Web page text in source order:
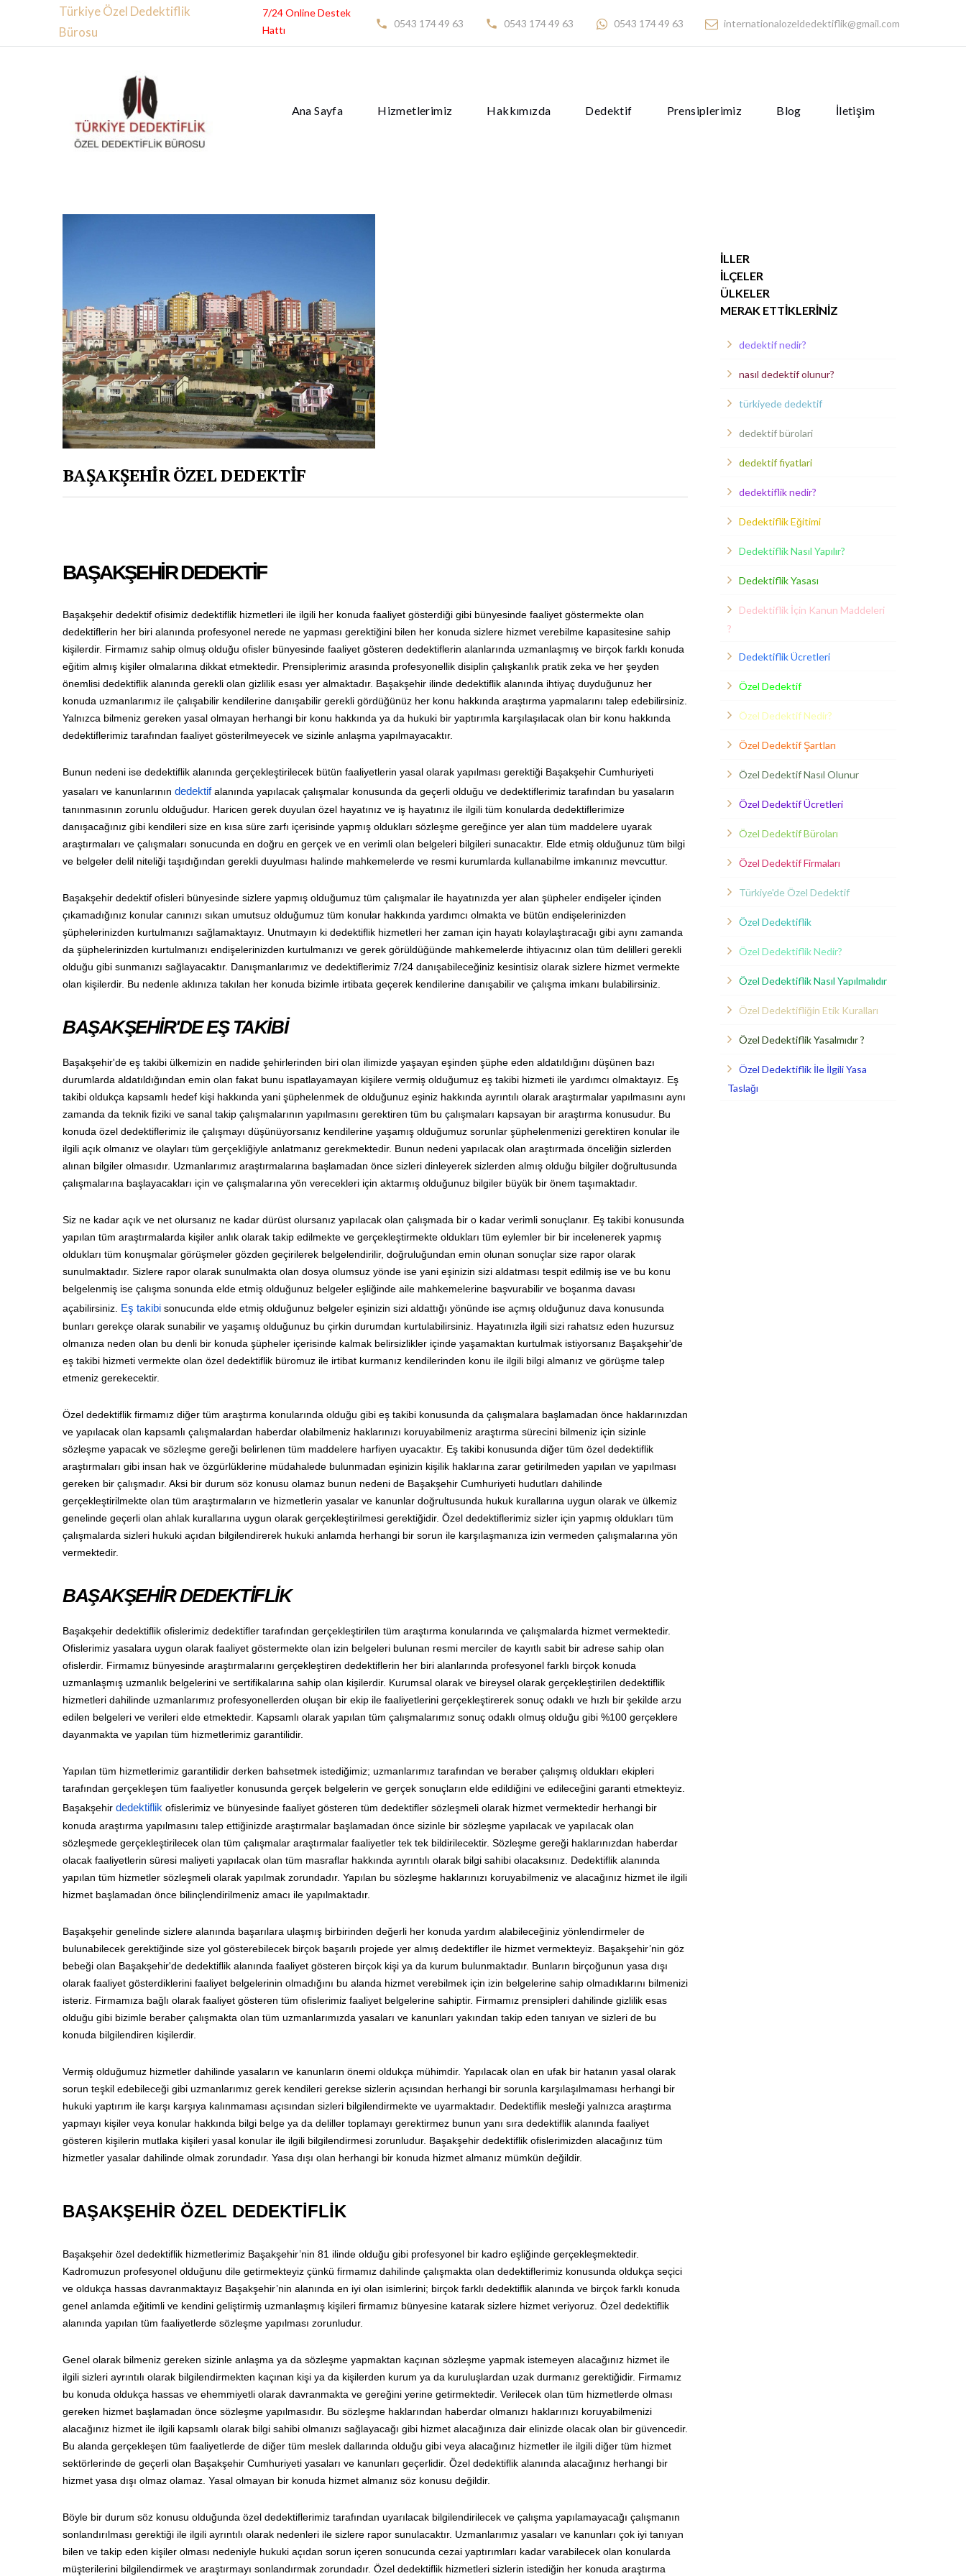
Türkiye Özel Dedektiflik
Bürosu
7/24 Online Destek
Hattı
0543 174 49 63 0543 174 49 63 0543 174 49 63 internationalozeldedektiflik@gmail.com
Ana Sayfa Hizmetlerimiz Hakkımızda Dedektif Prensiplerimiz Blog İletişim
BAŞAKŞEHİR ÖZEL DEDEKTİF
BAŞAKŞEHİR DEDEKTİF
Başakşehir dedektif ofisimiz dedektiflik hizmetleri ile ilgili her konuda faaliyet gösterdiği gibi bünyesinde faaliyet göstermekte olan
dedektiflerin her biri alanında profesyonel nerede ne yapması gerektiğini bilen her konuda sizlere hizmet verebilme kapasitesine sahip
kişilerdir. Firmamız sahip olmuş olduğu ofisler bünyesinde faaliyet gösteren dedektiflerin alanlarında uzmanlaşmış ve birçok farklı konuda
eğitim almış kişiler olmalarına dikkat etmektedir. Prensiplerimiz arasında profesyonellik disiplin çalışkanlık pratik zeka ve her şeyden
önemlisi dedektiflik alanında gerekli olan gizlilik esası yer almaktadır. Başakşehir ilinde dedektiflik alanında ihtiyaç duyduğunuz her
konuda uzmanlarımız ile çalışabilir kendilerine danışabilir gerekli gördüğünüz her konu hakkında araştırma yapmalarını talep edebilirsiniz.
Yalnızca bilmeniz gereken yasal olmayan herhangi bir konu hakkında ya da hukuki bir yaptırımla karşılaşılacak olan bir konu hakkında
dedektiflerimiz tarafından faaliyet gösterilmeyecek ve sizinle anlaşma yapılmayacaktır.
Bunun nedeni ise dedektiflik alanında gerçekleştirilecek bütün faaliyetlerin yasal olarak yapılması gerektiği Başakşehir Cumhuriyeti
yasaları ve kanunlarının dedektifalanında yapılacak çalışmalar konusunda da geçerli olduğu ve dedektiflerimiz tarafından bu yasaların
tanınmasının zorunlu olduğudur. Haricen gerek duyulan özel hayatınız ve iş hayatınız ile ilgili tüm konularda dedektiflerimize
danışacağınız gibi kendileri size en kısa süre zarfı içerisinde yapmış oldukları sözleşme gereğince yer alan tüm maddelere uyarak
araştırmaları ve çalışmaları sonucunda en doğru en gerçek ve en verimli olan belgeleri bilgileri sunacaktır. Elde etmiş olduğunuz tüm bilgi
ve belgeler delil niteliği taşıdığından gerekli duyulması halinde mahkemelerde ve resmi kurumlarda kullanabilme imkanınız mevcuttur.
Başakşehir dedektif ofisleri bünyesinde sizlere yapmış olduğumuz tüm çalışmalar ile hayatınızda yer alan şüpheler endişeler içinden
çıkamadığınız konular canınızı sıkan umutsuz olduğumuz tüm konular hakkında yardımcı olmakta ve bütün endişelerinizden
şüphelerinizden kurtulmanızı sağlamaktayız. Unutmayın ki dedektiflik hizmetleri her zaman için hayatı kolaylaştıracağı gibi aynı zamanda
da şüphelerinizden kurtulmanızı endişelerinizden kurtulmanızı ve gerek görüldüğünde mahkemelerde ihtiyacınız olan tüm delilleri gerekli
olduğu gibi sunmanızı sağlayacaktır. Danışmanlarımız ve dedektiflerimiz 7/24 danışabileceğiniz kesintisiz olarak sizlere hizmet vermekte
olan kişilerdir. Bu nedenle aklınıza takılan her konuda bizimle irtibata geçerek kendilerine danışabilir ve çalışma imkanı bulabilirsiniz.
BAŞAKŞEHİR'DE EŞ TAKİBİ
Başakşehir'de eş takibi ülkemizin en nadide şehirlerinden biri olan ilimizde yaşayan eşinden şüphe eden aldatıldığını düşünen bazı
durumlarda aldatıldığından emin olan fakat bunu ispatlayamayan kişilere vermiş olduğumuz eş takibi hizmeti ile yardımcı olmaktayız. Eş
takibi oldukça kapsamlı hedef kişi hakkında yani şüphelenmek de olduğunuz eşiniz hakkında ayrıntılı olarak araştırmalar yapılmasını aynı
zamanda da teknik fiziki ve sanal takip çalışmalarının yapılmasını gerektiren tüm bu çalışmaları kapsayan bir araştırma konusudur. Bu
konuda özel dedektiflerimiz ile çalışmayı düşünüyorsanız kendilerine yaşamış olduğumuz sorunlar şüphelenmenizi gerektiren konular ile
ilgili açık olmanız ve olayları tüm gerçekliğiyle anlatmanız gerekmektedir. Bunun nedeni yapılacak olan araştırmada önceliğin sizlerden
alınan bilgiler olmasıdır. Uzmanlarımız araştırmalarına başlamadan önce sizleri dinleyerek sizlerden almış olduğu bilgiler doğrultusunda
çalışmalarına başlayacakları için ve çalışmalarına yön verecekleri için aktarmış olduğunuz bilgiler büyük bir önem taşımaktadır.
Siz ne kadar açık ve net olursanız ne kadar dürüst olursanız yapılacak olan çalışmada bir o kadar verimli sonuçlanır. Eş takibi konusunda
yapılan tüm araştırmalarda kişiler anlık olarak takip edilmekte ve gerçekleştirmekte oldukları tüm eylemler bir bir incelenerek yapmış
oldukları tüm konuşmalar görüşmeler gözden geçirilerek belgelendirilir, doğruluğundan emin olunan sonuçlar size rapor olarak
sunulmaktadır. Sizlere rapor olarak sunulmakta olan dosya olumsuz yönde ise yani eşinizin sizi aldatması tespit edilmiş ise ve bu konu
belgelenmiş ise çalışma sonunda elde etmiş olduğunuz belgeler eşliğinde aile mahkemelerine başvurabilir ve boşanma davası
açabilirsiniz. Eş takibi sonucunda elde etmiş olduğunuz belgeler eşinizin sizi aldattığı yönünde ise açmış olduğunuz dava konusunda
bunları gerekçe olarak sunabilir ve yaşamış olduğunuz bu çirkin durumdan kurtulabilirsiniz. Hayatınızla ilgili sizi rahatsız eden huzursuz
olmanıza neden olan bu denli bir konuda şüpheler içerisinde kalmak belirsizlikler içinde yaşamaktan kurtulmak istiyorsanız Başakşehir'de
eş takibi hizmeti vermekte olan özel dedektiflik büromuz ile irtibat kurmanız kendilerinden konu ile ilgili bilgi almanız ve görüşme talep
etmeniz gerekecektir.
Özel dedektiflik firmamız diğer tüm araştırma konularında olduğu gibi eş takibi konusunda da çalışmalara başlamadan önce haklarınızdan
ve yapılacak olan kapsamlı çalışmalardan haberdar olabilmeniz haklarınızı koruyabilmeniz araştırma sürecini bilmeniz için sizinle
sözleşme yapacak ve sözleşme gereği belirlenen tüm maddelere harfiyen uyacaktır. Eş takibi konusunda diğer tüm özel dedektiflik
araştırmaları gibi insan hak ve özgürlüklerine müdahalede bulunmadan eşinizin kişilik haklarına zarar getirilmeden yapılan ve yapılması
gereken bir çalışmadır. Aksi bir durum söz konusu olamaz bunun nedeni de Başakşehir Cumhuriyeti hudutları dahilinde
gerçekleştirilmekte olan tüm araştırmaların ve hizmetlerin yasalar ve kanunlar doğrultusunda hukuk kurallarına uygun olarak ve ülkemiz
genelinde geçerli olan ahlak kurallarına uygun olarak gerçekleştirilmesi gerektiğidir. Özel dedektiflerimiz sizler için yapmış oldukları tüm
çalışmalarda sizleri hukuki açıdan bilgilendirerek hukuki anlamda herhangi bir sorun ile karşılaşmanıza izin vermeden çalışmalarına yön
vermektedir.
BAŞAKŞEHİR DEDEKTİFLİK
Başakşehir dedektiflik ofislerimiz dedektifler tarafından gerçekleştirilen tüm araştırma konularında ve çalışmalarda hizmet vermektedir.
Ofislerimiz yasalara uygun olarak faaliyet göstermekte olan izin belgeleri bulunan resmi merciler de kayıtlı sabit bir adrese sahip olan
ofislerdir. Firmamız bünyesinde araştırmalarını gerçekleştiren dedektiflerin her biri alanlarında profesyonel farklı birçok konuda
uzmanlaşmış uzmanlık belgelerini ve sertifikalarına sahip olan kişilerdir. Kurumsal olarak ve bireysel olarak gerçekleştirilen dedektiflik
hizmetleri dahilinde uzmanlarımız profesyonellerden oluşan bir ekip ile faaliyetlerini gerçekleştirerek sonuç odaklı ve hızlı bir şekilde arzu
edilen belgeleri ve verileri elde etmektedir. Kapsamlı olarak yapılan tüm çalışmalarımız sonuç odaklı olmuş olduğu gibi %100 gerçeklere
dayanmakta ve yapılan tüm hizmetlerimiz garantilidir.
Yapılan tüm hizmetlerimiz garantilidir derken bahsetmek istediğimiz; uzmanlarımız tarafından ve beraber çalışmış oldukları ekipleri
tarafından gerçekleşen tüm faaliyetler konusunda gerçek belgelerin ve gerçek sonuçların elde edildiğini ve edileceğini garanti etmekteyiz.
Başakşehir dedektiflik ofislerimiz ve bünyesinde faaliyet gösteren tüm dedektifler sözleşmeli olarak hizmet vermektedir herhangi bir
konuda araştırma yapılmasını talep ettiğinizde araştırmalar başlamadan önce sizinle bir sözleşme yapılacak ve yapılacak olan
sözleşmede gerçekleştirilecek olan tüm çalışmalar araştırmalar faaliyetler tek tek bildirilecektir. Sözleşme gereği haklarınızdan haberdar
olacak faaliyetlerin süresi maliyeti yapılacak olan tüm masraflar hakkında ayrıntılı olarak bilgi sahibi olacaksınız. Dedektiflik alanında
yapılan tüm hizmetler sözleşmeli olarak yapılmak zorundadır. Yapılan bu sözleşme haklarınızı koruyabilmeniz ve alacağınız hizmet ile ilgili
hizmet başlamadan önce bilinçlendirilmeniz amacı ile yapılmaktadır.
Başakşehir genelinde sizlere alanında başarılara ulaşmış birbirinden değerli her konuda yardım alabileceğiniz yönlendirmeler de
bulunabilecek gerektiğinde size yol gösterebilecek birçok başarılı projede yer almış dedektifler ile hizmet vermekteyiz. Başakşehir’nin göz
bebeği olan Başakşehir'de dedektiflik alanında faaliyet gösteren birçok kişi ya da kurum bulunmaktadır. Bunların birçoğunun yasa dışı
olarak faaliyet gösterdiklerini faaliyet belgelerinin olmadığını bu alanda hizmet verebilmek için izin belgelerine sahip olmadıklarını bilmenizi
isteriz. Firmamıza bağlı olarak faaliyet gösteren tüm ofislerimiz faaliyet belgelerine sahiptir. Firmamız prensipleri dahilinde gizlilik esas
olduğu gibi bizimle beraber çalışmakta olan tüm uzmanlarımızda yasaları ve kanunları yakından takip eden tanıyan ve sizleri de bu
konuda bilgilendiren kişilerdir.
Vermiş olduğumuz hizmetler dahilinde yasaların ve kanunların önemi oldukça mühimdir. Yapılacak olan en ufak bir hatanın yasal olarak
sorun teşkil edebileceği gibi uzmanlarımız gerek kendileri gerekse sizlerin açısından herhangi bir sorunla karşılaşılmaması herhangi bir
hukuki yaptırım ile karşı karşıya kalınmaması açısından sizleri bilgilendirmekte ve uyarmaktadır. Dedektiflik mesleği yalnızca araştırma
yapmayı kişiler veya konular hakkında bilgi belge ya da deliller toplamayı gerektirmez bunun yanı sıra dedektiflik alanında faaliyet
gösteren kişilerin mutlaka kişileri yasal konular ile ilgili bilgilendirmesi zorunludur. Başakşehir dedektiflik ofislerimizden alacağınız tüm
hizmetler yasalar dahilinde olmak zorundadır. Yasa dışı olan herhangi bir konuda hizmet almanız mümkün değildir.
BAŞAKŞEHİR ÖZEL DEDEKTİFLİK
Başakşehir özel dedektiflik hizmetlerimiz Başakşehir’nin 81 ilinde olduğu gibi profesyonel bir kadro eşliğinde gerçekleşmektedir.
Kadromuzun profesyonel olduğunu dile getirmekteyiz çünkü firmamız dahilinde çalışmakta olan dedektiflerimiz konusunda oldukça seçici
ve oldukça hassas davranmaktayız Başakşehir’nin alanında en iyi olan isimlerini; birçok farklı dedektiflik alanında ve birçok farklı konuda
genel anlamda eğitimli ve kendini geliştirmiş uzmanlaşmış kişileri firmamız bünyesine katarak sizlere hizmet veriyoruz. Özel dedektiflik
alanında yapılan tüm faaliyetlerde sözleşme yapılması zorunludur.
Genel olarak bilmeniz gereken sizinle anlaşma ya da sözleşme yapmaktan kaçınan sözleşme yapmak istemeyen alacağınız hizmet ile
ilgili sizleri ayrıntılı olarak bilgilendirmekten kaçınan kişi ya da kişilerden kurum ya da kuruluşlardan uzak durmanız gerektiğidir. Firmamız
bu konuda oldukça hassas ve ehemmiyetli olarak davranmakta ve gereğini yerine getirmektedir. Verilecek olan tüm hizmetlerde olması
gereken hizmet başlamadan önce sözleşme yapılmasıdır. Bu sözleşme haklarından haberdar olmanızı haklarınızı koruyabilmenizi
alacağınız hizmet ile ilgili kapsamlı olarak bilgi sahibi olmanızı sağlayacağı gibi hizmet alacağınıza dair elinizde olacak olan bir güvencedir.
Bu alanda gerçekleşen tüm faaliyetlerde de diğer tüm meslek dallarında olduğu gibi veya alacağınız hizmetler ile ilgili diğer tüm hizmet
sektörlerinde de geçerli olan Başakşehir Cumhuriyeti yasaları ve kanunları geçerlidir. Özel dedektiflik alanında alacağınız herhangi bir
hizmet yasa dışı olmaz olamaz. Yasal olmayan bir konuda hizmet almanız söz konusu değildir.
Böyle bir durum söz konusu olduğunda özel dedektiflerimiz tarafından uyarılacak bilgilendirilecek ve çalışma yapılamayacağı çalışmanın
sonlandırılması gerektiği ile ilgili ayrıntılı olarak nedenleri ile sizlere rapor sunulacaktır. Uzmanlarımız yasaları ve kanunları çok iyi tanıyan
bilen ve takip eden kişiler olması nedeniyle hukuki açıdan sorun içeren sonucunda cezai yaptırımları kadar varabilecek olan konularda
müşterilerini bilgilendirmek ve araştırmayı sonlandırmak zorundadır. Özel dedektiflik hizmetleri sizlerin istediğin her konuda araştırma
İLLER
İLÇELER
ÜLKELER
MERAK ETTIKLERINIZ
dedektif nedir?
nasıl dedektif olunur?
türkiyede dedektif
dedektif bürolari
dedektif fiyatlari
dedektiflik nedir?
Dedektiflik Eğitimi
Dedektiflik Nasıl Yapılır?
Dedektiflik Yasası
Dedektiflik İçin Kanun Maddeleri
?
Dedektiflik Ücretleri
Özel Dedektif
Özel Dedektif Nedir?
Özel Dedektif Şartları
Özel Dedektif Nasıl Olunur
Özel Dedektif Ücretleri
Özel Dedektif Büroları
Özel Dedektif Firmaları
Türkiye'de Özel Dedektif
Özel Dedektiflik
Özel Dedektiflik Nedir?
Özel Dedektiflik Nasıl Yapılmalıdır
Özel Dedektifliğin Etik Kuralları
Özel Dedektiflik Yasalmıdır ?
Özel Dedektiflik İle İlgili Yasa
Taslağı